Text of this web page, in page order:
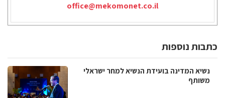
office@mekomonet.co.il
כתבות נוספות
נשיא המדינה בועידת הנשיא למחר ישראלי
משותף